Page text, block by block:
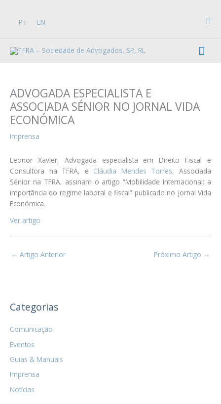
contentPT EN
Categorias
Comunicação
Eventos
Guias & Manuais
Imprensa
Notícias
ADVOGADA ESPECIALISTA E
ASSOCIADA SÉNIOR NO JORNAL VIDA
ECONÓMICA
Imprensa
Leonor Xavier, Advogada especialista em Direito Fiscal e
Consultora na TFRA, e Cláudia Mendes Torres, Associada
Sénior na TFRA, assinam o artigo “Mobilidade Internacional: a
importância do regime laboral e fiscal” publicado no jornal Vida
Económica.
Ver artigo
← Artigo Anterior Próximo Artigo →